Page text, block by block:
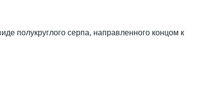
полукруглого серпа, направленного концом к